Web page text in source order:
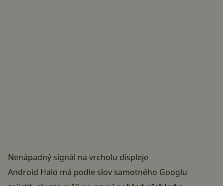
Nenápadný signál na vrcholu displeje
Android Halo má podle slov samotného Googlu